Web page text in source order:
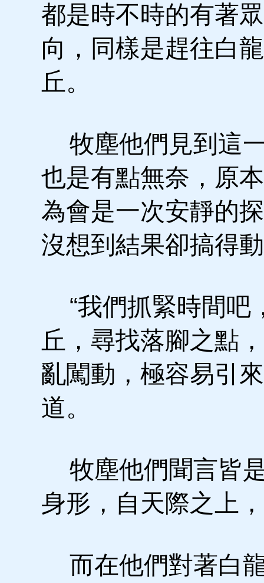
都是時不時的有著
向，同樣是趕往白
丘。
牧塵他們見到這
也是有點無奈，原
為會是一次安靜的
沒想到結果卻搞得
“我們抓緊時間吧
丘，尋找落腳之點
亂闖動，極容易引
道。
牧塵他們聞言皆
身形，自天際之上
而在他們對著白